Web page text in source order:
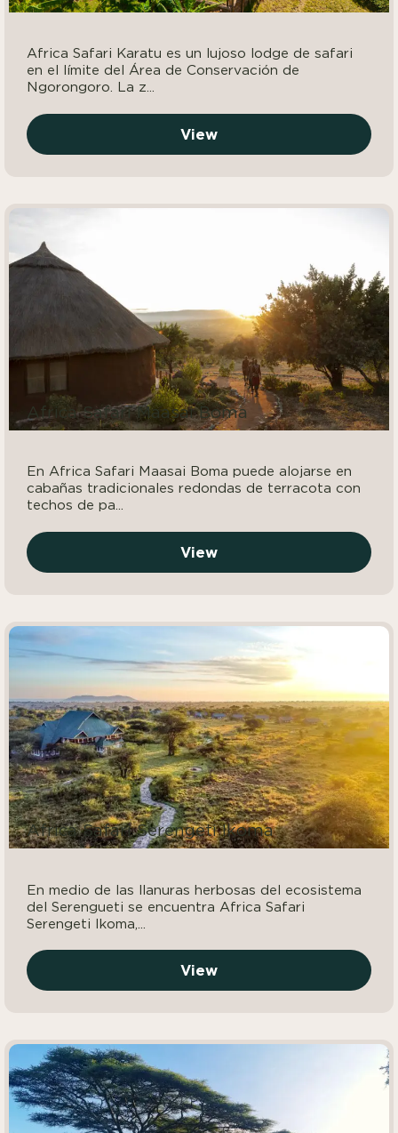
Africa Safari Karatu es un lujoso lodge de safari
en el límite del Área de Conservación de
Ngorongoro. La z...
View
Africa Safari Maasai Boma
En Africa Safari Maasai Boma puede alojarse en
cabañas tradicionales redondas de terracota con
techos de pa...
View
Africa Safari Serengeti Ikoma
En medio de las llanuras herbosas del ecosistema
del Serengueti se encuentra Africa Safari
Serengeti Ikoma,...
View